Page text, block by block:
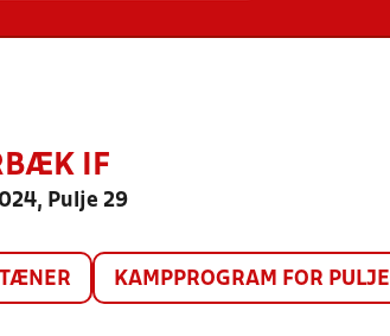
IF
Pulje 29
KAMPPROGRAM FOR PULJE